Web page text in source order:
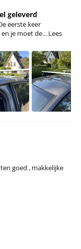
geleverd
eerste keer
je moet de... Lees
goed , makkelijke